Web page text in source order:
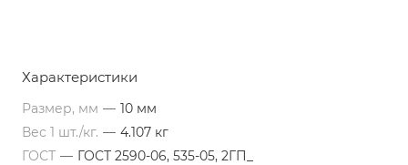
Характеристики
Размер, мм — 10 мм
Вес 1 шт./кг. — 4.107 кг
ГОСТ — ГОСТ 2590-06, 535-05, 2ГП_